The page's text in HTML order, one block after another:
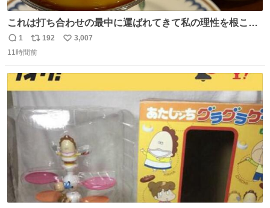
これは打ち合わせの最中に運ばれてきて私の理性を根こそ
ぎ奪い去ったプリンの写真です。
返
信
1
リ
ポ
ト
数
192
い
3,007
11時間前